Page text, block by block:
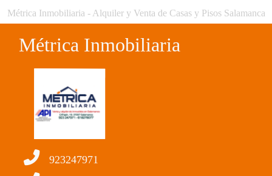
Métrica Inmobiliaria - Alquiler y Venta de Casas y Pisos Salamanca
Métrica Inmobiliaria
923247971